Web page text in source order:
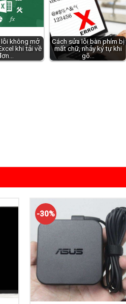
không mở
khi tải về
Cách sửa lỗi bàn phím bị
mất chữ, nhảy ký tự khi
gõ…
-30%